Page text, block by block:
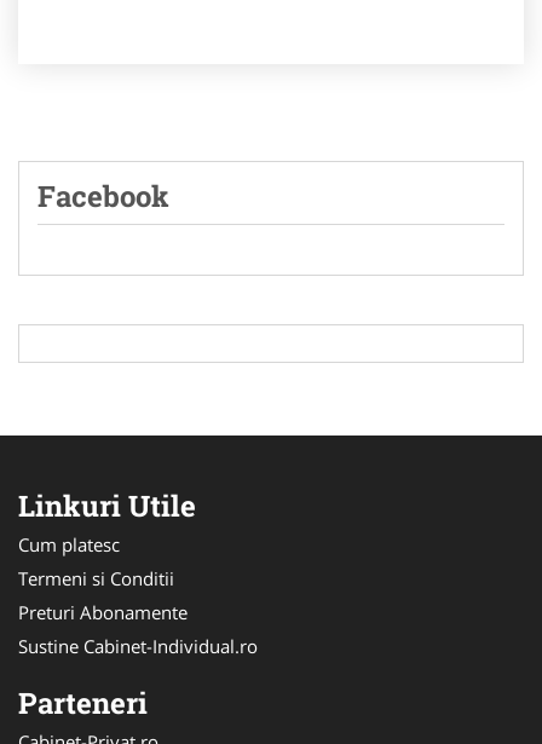
Facebook
Linkuri Utile
Cum platesc
Termeni si Conditii
Preturi Abonamente
Sustine Cabinet-Individual.ro
Parteneri